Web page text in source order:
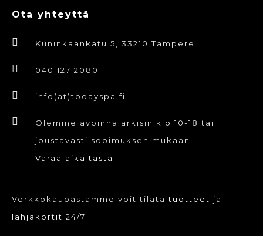
Ota yhteyttä
Kuninkaankatu 5, 33210 Tampere
040 127 2080
info(at)todayspa.fi
Olemme avoinna arkisin klo 10-18 tai
joustavasti sopimuksen mukaan:
Varaa aika tästä
Verkkokaupastamme voit tilatatuotteet ja
lahjakortit 24/7